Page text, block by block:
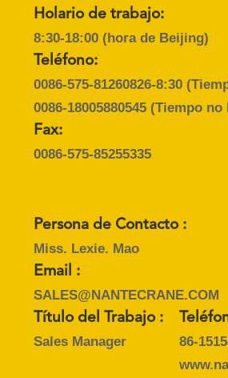
Holario de trabajo:
8:30-18:00 (hora de Beijing)
Teléfono:
0086-575-81260826-8:30
0086-18005880545(Tiempo no
Fax:
0086-575-85255335
Persona de Contacto :
Miss. Lexie. Mao
Email :
SALES@NANTECRANE.COM
Título del Trabajo :
Sales Manager
86-